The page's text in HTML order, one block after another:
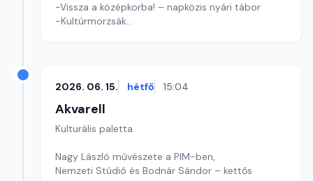
-Vissza a középkorba! – napközis nyári tábor
-Kultúrmorzsák
2026. 06. 15. hétfő 15:04
Akvarell
Kulturális paletta
Nagy László művészete a PIM-ben,
Nemzeti Stúdió és Bodnár Sándor – kettős